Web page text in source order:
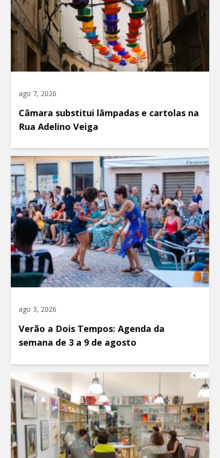
ago 7, 2026
Câmara substitui lâmpadas e cartolas na
Rua Adelino Veiga
ago 3, 2026
Verão a Dois Tempos: Agenda da
semana de 3 a 9 de agosto